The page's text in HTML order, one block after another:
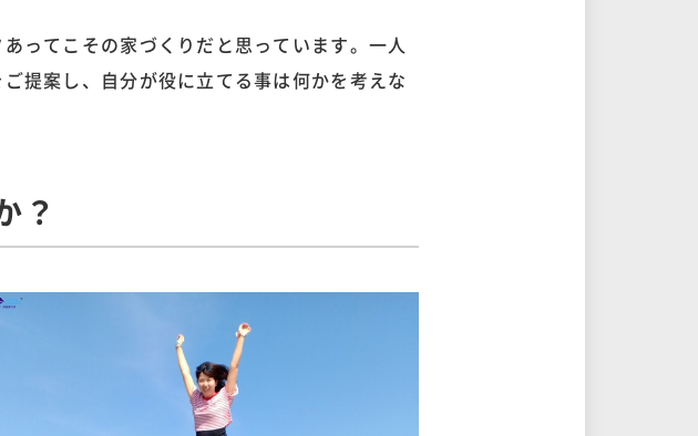
ってこその家づくりだと思っています。一人
提案し、自分が役に立てる事は何かを考えな
？